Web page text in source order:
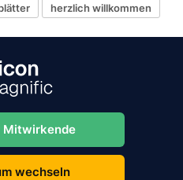
herzlich willkommen
Mitwirkende
wechseln